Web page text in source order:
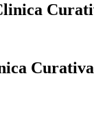
Curativa